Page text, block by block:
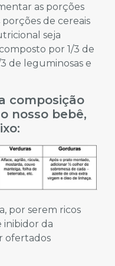
as porções
de cereais
seja
por 1/3 de
de leguminosas e
composição
nosso bebê,
por serem ricos
inibidor da
ofertados